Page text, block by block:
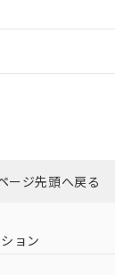
（アメリカ
ージ先頭へ戻る
ョン